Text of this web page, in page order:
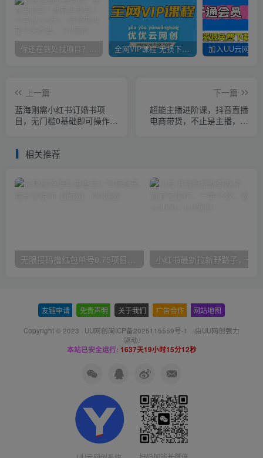
你还在到处找项目？还在当韭菜？我靠卖项目一个月收入5万+，曾经我也是个失败者。 全网VIP课程 无损下载~
上一篇
蓝海刚需小红书订婚书项
目，无门槛0基础即可操作操
下一篇
超能主播进阶课，抖音直播
电商带货，不止是主播，品
相关推荐
无限接码撸红包单号0.75项目无偿分享给你【揭秘】
友链申请 免责声明 关于我们 广告合作 网站地图
Copyright © 2023 · UU网创闽ICP备2025115559号-1 · 由UU网创强力
驱动.
本站已安全运行: 1637天19小时15分13秒